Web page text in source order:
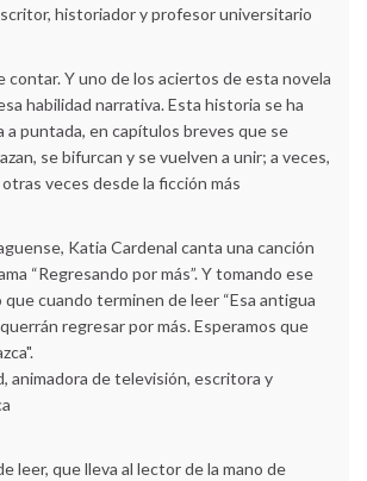
historiador y profesor universitario
contar. Y uno de los aciertos de esta novela
habilidad narrativa. Esta historia se ha
a puntada, en capítulos breves que se
se bifurcan y se vuelven a unir; a veces,
veces desde la ficción más
Katia Cardenal canta una canción
“Regresando por más”. Y tomando ese
cuando terminen de leer “Esa antigua
regresar por más. Esperamos que
animadora de televisión, escritora y
leer, que lleva al lector de la mano de